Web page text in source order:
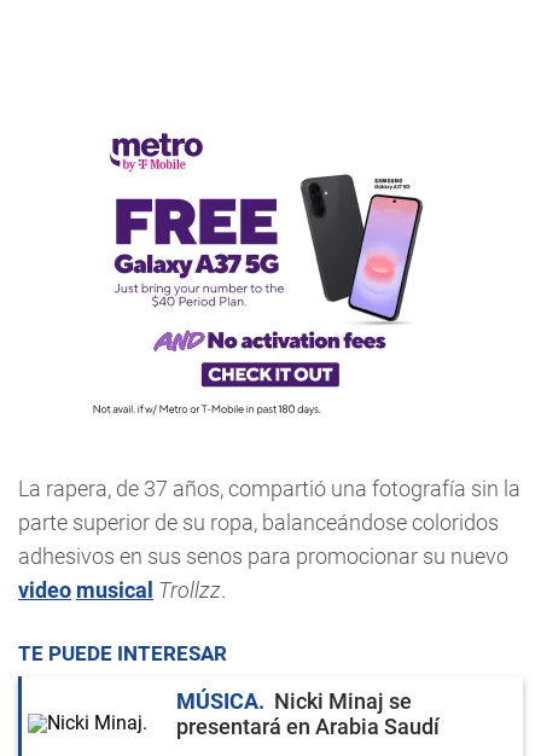
La rapera, de 37 años, compartió una fotografía sin la
parte superior de su ropa, balanceándose coloridos
adhesivos en sus senos para promocionar su nuevo
video musical Trollzz.
TE PUEDE INTERESAR
MÚSICA
Nicki Minaj se
presentará en Arabia Saudí